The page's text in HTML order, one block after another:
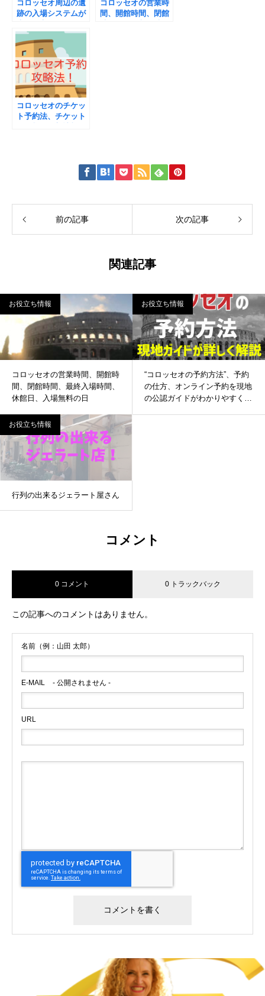
コロッセオ周辺の遺
跡の入場システムが
た！
コロッセオの営業時
間、開館時間、閉館
コロッセオのチケッ
ト予約法、チケット
前の記事 次の記事
関連記事
お役立ち情報
コロッセオの営業時間、開館時
間、閉館時間、最終入場時間、
休館日、入場無料の日
お役立ち情報
“コロッセオの予約方法”、予約
の仕方、オンライン予約を現地
の公認ガイドがわかりやすく徹
お役立ち情報
行列の出来るジェラート屋さん
コメント
0 コメント 0 トラックバック
この記事へのコメントはありません。
名前（例：山田 太郎）
E-MAIL - 公開されません -
URL